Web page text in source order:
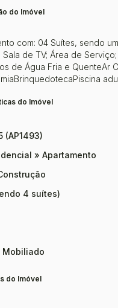
do Imóvel
com: 04 Suítes, sendo
de TV; Área de
de Água Fria e QuenteAr
do Imóvel
(AP1493)
» Apartamento
4 suítes)
Mobiliado
do Imóvel